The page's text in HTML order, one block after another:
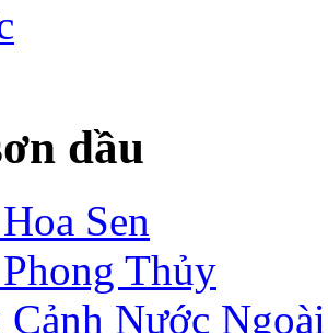
dầu
Sen
Thủy
Cảnh Nước Ngoài